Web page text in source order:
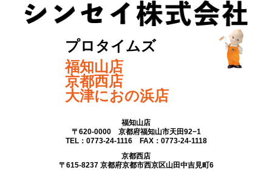
プロタイムズ
福知山店
京都西店
大津におの浜店
福知山店
〒620-0000 京都府福知山市天田92−1
TEL：0773-24-1116 FAX：0773-24-1118
京都西店
〒615-8237 京都府京都市西京区山田中吉見町6